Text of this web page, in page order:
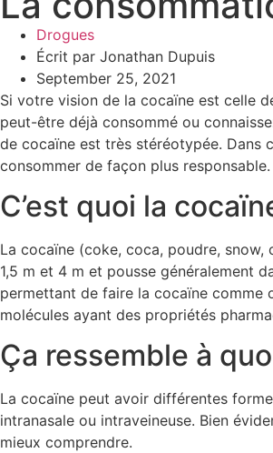
Drogues
Écrit par Jonathan Dupuis
September 25, 2021
Si votre vision de la cocaïne est celle
peut-être déjà consommé ou
de cocaïne est très stéréotypée. Dans
consommer de façon plus responsable.
C’est quoi la
La cocaïne (coke, coca, poudre,
1,5 m et 4 m et pousse généralement
permettant de faire la cocaïne comme
molécules ayant des propriétés
Ça ressemble à
La cocaïne peut avoir différentes
intranasale ou intraveineuse. Bien
mieux comprendre.